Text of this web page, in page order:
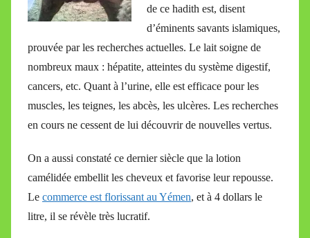
de ce hadith est, disent
d’éminents savants islamiques,
prouvée par les recherches actuelles. Le lait soigne de
nombreux maux : hépatite, atteintes du système digestif,
cancers, etc. Quant à l’urine, elle est efficace pour les
muscles, les teignes, les abcès, les ulcères. Les recherches
en cours ne cessent de lui découvrir de nouvelles vertus.
On a aussi constaté ce dernier siècle que la lotion
camélidée embellit les cheveux et favorise leur repousse.
Le commerce est florissant au Yémen, et à 4 dollars le
litre, il se révèle très lucratif.